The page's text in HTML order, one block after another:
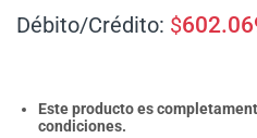
Débito/Crédito: $
Este producto es
condiciones.